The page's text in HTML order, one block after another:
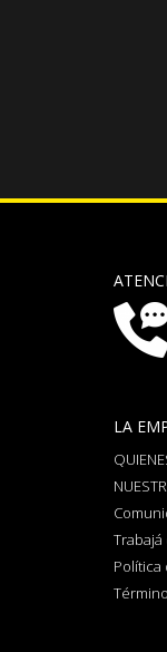
LA
Política